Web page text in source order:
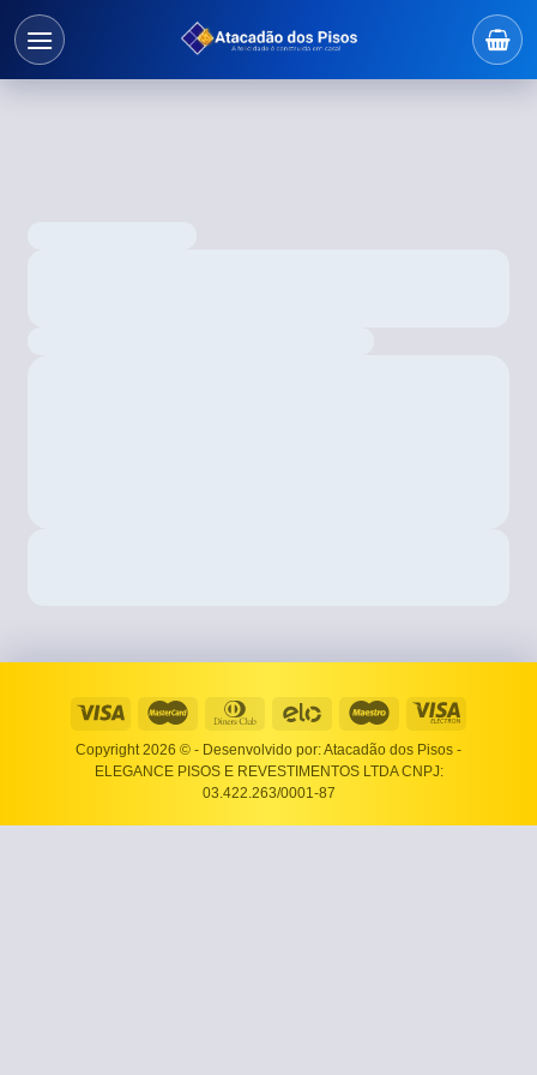
Copyright 2026 © - Desenvolvido por: Atacadão dos Pisos -
ELEGANCE PISOS E REVESTIMENTOS LTDA CNPJ:
03.422.263/0001-87